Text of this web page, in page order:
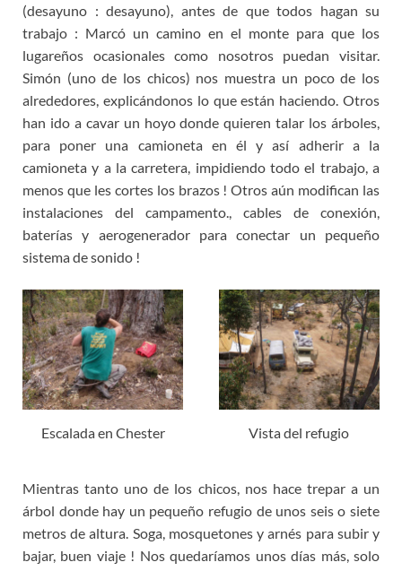
(desayuno : desayuno), antes de que todos hagan su
trabajo : Marcó un camino en el monte para que los
lugareños ocasionales como nosotros puedan visitar.
Simón (uno de los chicos) nos muestra un poco de los
alrededores, explicándonos lo que están haciendo. Otros
han ido a cavar un hoyo donde quieren talar los árboles,
para poner una camioneta en él y así adherir a la
camioneta y a la carretera, impidiendo todo el trabajo, a
menos que les cortes los brazos ! Otros aún modifican las
instalaciones del campamento., cables de conexión,
baterías y aerogenerador para conectar un pequeño
sistema de sonido !
Escalada en Chester Vista del refugio
Mientras tanto uno de los chicos, nos hace trepar a un
árbol donde hay un pequeño refugio de unos seis o siete
metros de altura. Soga, mosquetones y arnés para subir y
bajar, buen viaje ! Nos quedaríamos unos días más, solo